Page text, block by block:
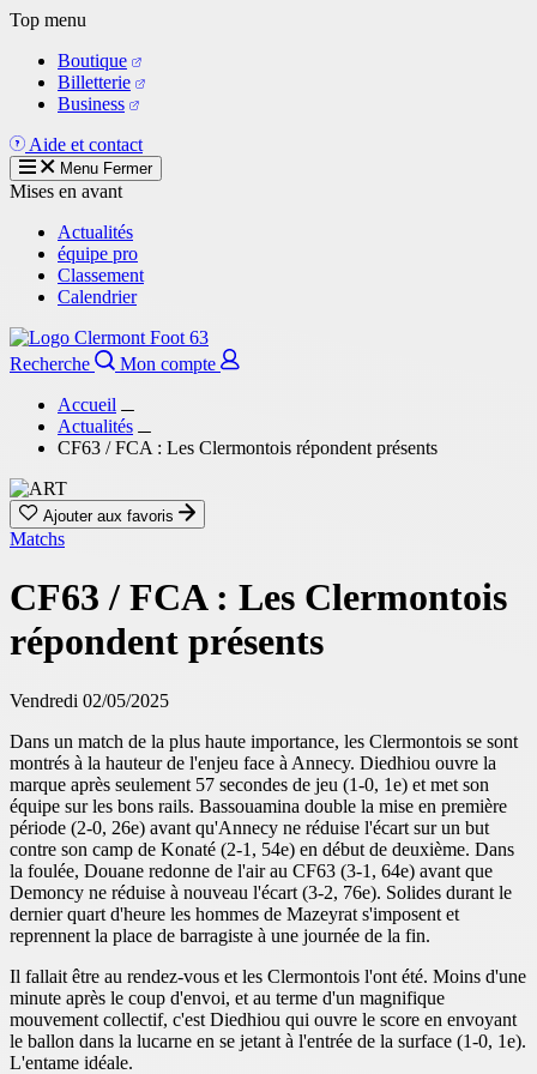
Aller
contenu
principal
Top menu
Boutique
Billetterie
Business
Aide et contact
Menu Fermer
Mises en avant
Actualités
équipe pro
Classement
Calendrier
Recherche
Mon compte
Accueil
Actualités
CF63 / FCA : Les Clermontois répondent présents
Ajouter aux favoris
Matchs
CF63 / FCA : Les Clermontois
répondent présents
Vendredi 02/05/2025
Dans un match de la plus haute importance, les Clermontois se sont
montrés à la hauteur de l'enjeu face à Annecy. Diedhiou ouvre la
marque après seulement 57 secondes de jeu (1-0, 1e) et met son
équipe sur les bons rails. Bassouamina double la mise en première
période (2-0, 26e) avant qu'Annecy ne réduise l'écart sur un but
contre son camp de Konaté (2-1, 54e) en début de deuxième. Dans
la foulée, Douane redonne de l'air au CF63 (3-1, 64e) avant que
Demoncy ne réduise à nouveau l'écart (3-2, 76e). Solides durant le
dernier quart d'heure les hommes de Mazeyrat s'imposent et
reprennent la place de barragiste à une journée de la fin.
Il fallait être au rendez-vous et les Clermontois l'ont été. Moins d'une
minute après le coup d'envoi, et au terme d'un magnifique
mouvement collectif, c'est Diedhiou qui ouvre le score en envoyant
le ballon dans la lucarne en se jetant à l'entrée de la surface (1-0, 1e).
L'entame idéale.